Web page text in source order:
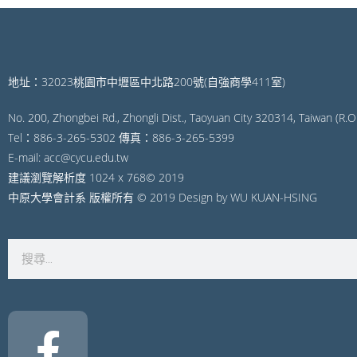
地址：32023桃園市中壢區中北路200號(自強商學411室)
No. 200, Zhongbei Rd., Zhongli Dist., Taoyuan City 320314, Taiwan
Tel：886-3-265-5302 傳真：886-3-265-5399
E-mail: acc@cycu.edu.tw
建議瀏覽解析度 1024 x 768© 2019
中原大學會計系 版權所有 © 2019 Design by WU KUAN-HSING